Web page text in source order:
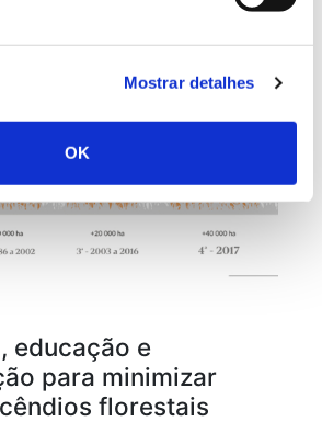
Mostrar detalhes
OK
educação e
para minimizar
florestais